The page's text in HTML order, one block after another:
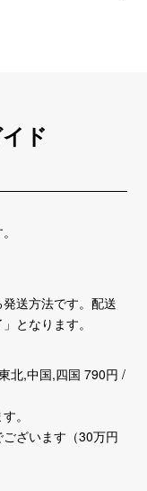
ド
送方法です。配送
となります。
北,中国,四国 790円 /
。
ざいます（30万円